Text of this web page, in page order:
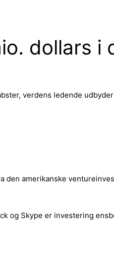
dollars i
verdens ledende
amerikanske
Skype er investering